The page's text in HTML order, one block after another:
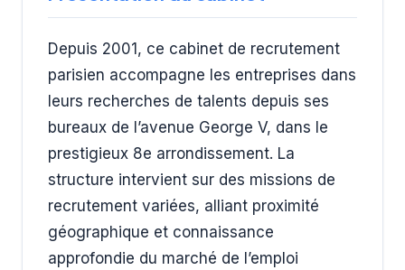
Depuis 2001, ce cabinet de recrutement
parisien accompagne les entreprises dans
leurs recherches de talents depuis ses
bureaux de l’avenue George V, dans le
prestigieux 8e arrondissement. La
structure intervient sur des missions de
recrutement variées, alliant proximité
géographique et connaissance
approfondie du marché de l’emploi